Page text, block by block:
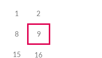
1 2
8 9
15 16